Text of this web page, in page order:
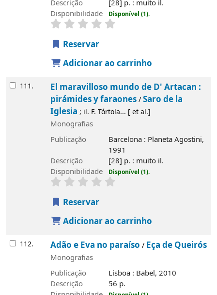
Descrição
[28] p. : muito il.
Disponibilidade
Disponível (1).
Reservar
Adicionar ao carrinho
111.
El maravilloso mundo de D' Artacan :
pirámides y faraones/Saro de la
Iglesia ; il. F. Tórtola... [ et al.]
Monografias
Publicação
Barcelona : Planeta Agostini,
1991
Descrição
[28] p. : muito il.
Disponibilidade
Disponível (1).
Reservar
Adicionar ao carrinho
112. Adão e Eva no paraíso / Eça de Queirós
Monografias
Publicação
Lisboa : Babel, 2010
Descrição
56 p.